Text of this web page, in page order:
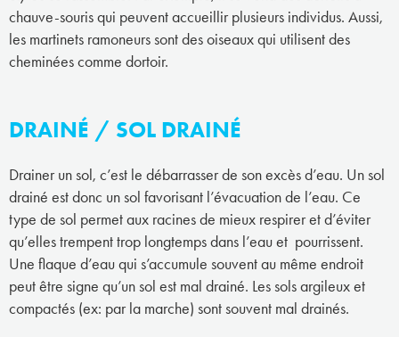
chauve-souris qui peuvent accueillir plusieurs individus. Aussi,
les martinets ramoneurs sont des oiseaux qui utilisent des
cheminées comme dortoir.
DRAINÉ / SOL DRAINÉ
Drainer un sol, c’est le débarrasser de son excès d’eau. Un sol
drainé est donc un sol favorisant l’évacuation de l’eau. Ce
type de sol permet aux racines de mieux respirer et d’éviter
qu’elles trempent trop longtemps dans l’eau et pourrissent.
Une flaque d’eau qui s’accumule souvent au même endroit
peut être signe qu’un sol est mal drainé. Les sols argileux et
compactés (ex: par la marche) sont souvent mal drainés.